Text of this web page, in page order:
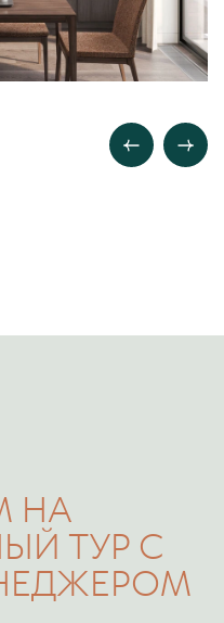
НА
ТУР С